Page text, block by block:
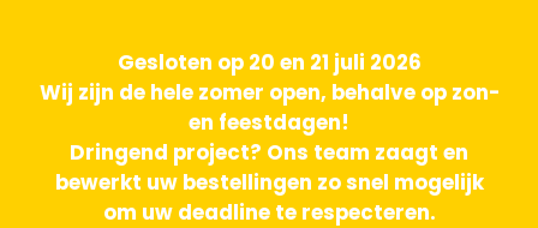
Gesloten op 20 en 21 juli 2026
Wij zijn de hele zomer open, behalve op zon-
en feestdagen!
Dringend project? Ons team zaagt en
bewerkt uw bestellingen zo snel mogelijk
om uw deadline te respecteren.